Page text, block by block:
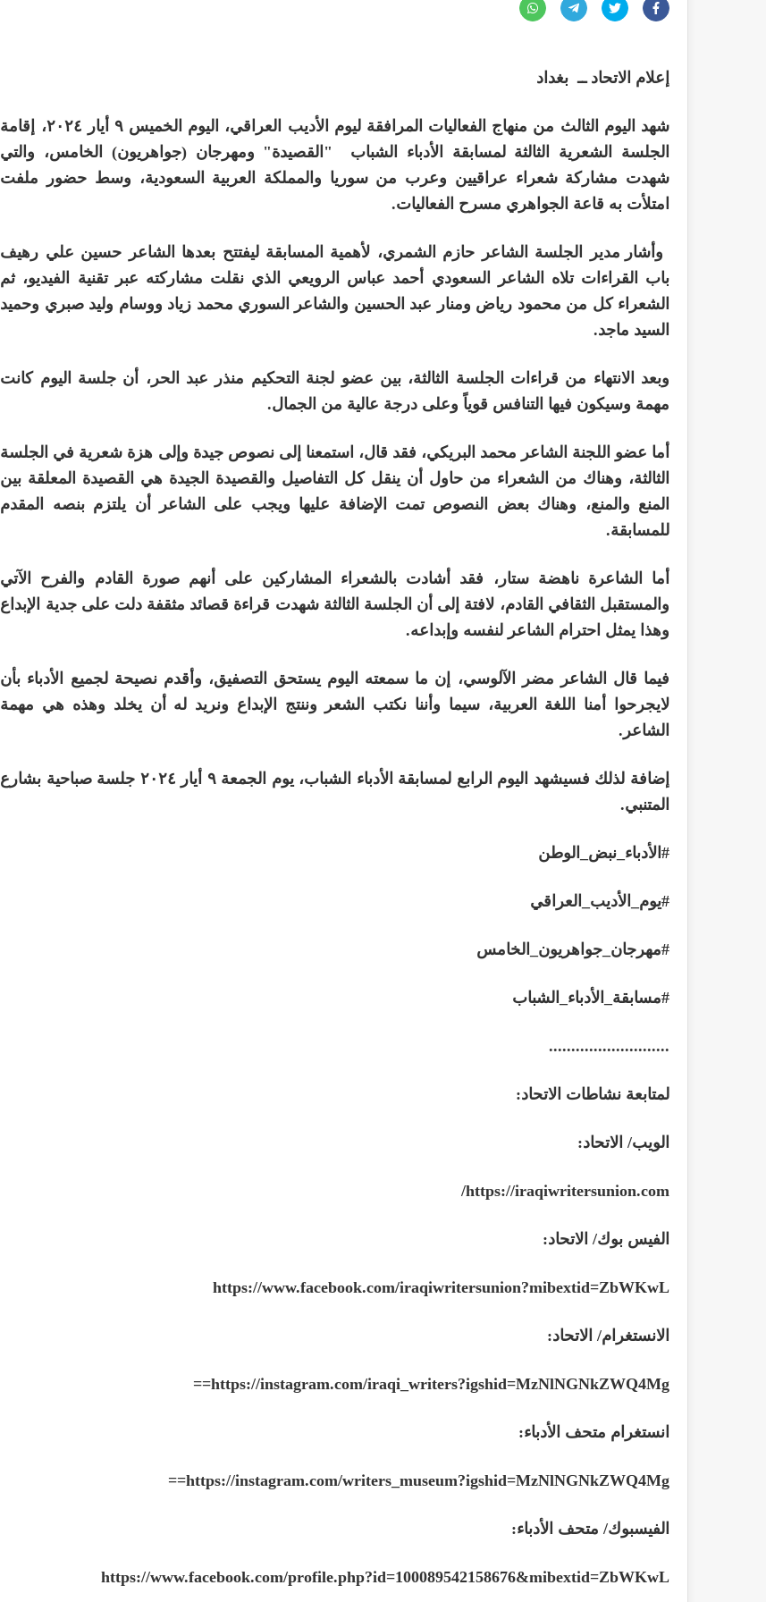
إعلام الاتحاد ــ بغداد
شهد اليوم الثالث من منهاج الفعاليات المرافقة ليوم الأديب العراقي، اليوم الخميس ٩ أيار ٢٠٢٤، إقامة
الجلسة الشعرية الثالثة لمسابقة الأدباء الشباب "القصيدة" ومهرجان (جواهريون) الخامس، والتي
شهدت مشاركة شعراء عراقيين وعرب من سوريا والمملكة العربية السعودية، وسط حضور ملفت
امتلأت به قاعة الجواهري مسرح الفعاليات.
وأشار مدير الجلسة الشاعر حازم الشمري، لأهمية المسابقة ليفتتح بعدها الشاعر حسين علي رهيف
باب القراءات تلاه الشاعر السعودي أحمد عباس الرويعي الذي نقلت مشاركته عبر تقنية الفيديو، ثم
الشعراء كل من محمود رياض ومنار عبد الحسين والشاعر السوري محمد زياد ووسام وليد صبري وحميد
السيد ماجد.
وبعد الانتهاء من قراءات الجلسة الثالثة، بين عضو لجنة التحكيم منذر عبد الحر، أن جلسة اليوم كانت
مهمة وسيكون فيها التنافس قوياً وعلى درجة عالية من الجمال.
أما عضو اللجنة الشاعر محمد البريكي، فقد قال، استمعنا إلى نصوص جيدة وإلى هزة شعرية في الجلسة
الثالثة، وهناك من الشعراء من حاول أن ينقل كل التفاصيل والقصيدة الجيدة هي القصيدة المعلقة بين
المنع والمنع، وهناك بعض النصوص تمت الإضافة عليها ويجب على الشاعر أن يلتزم بنصه المقدم
للمسابقة.
أما الشاعرة ناهضة ستار، فقد أشادت بالشعراء المشاركين على أنهم صورة القادم والفرح الآتي
والمستقبل الثقافي القادم، لافتة إلى أن الجلسة الثالثة شهدت قراءة قصائد مثقفة دلت على جدية الإبداع
وهذا يمثل احترام الشاعر لنفسه وإبداعه.
فيما قال الشاعر مضر الآلوسي، إن ما سمعته اليوم يستحق التصفيق، وأقدم نصيحة لجميع الأدباء بأن
لايجرحوا أمنا اللغة العربية، سيما وأننا نكتب الشعر وننتج الإبداع ونريد له أن يخلد وهذه هي مهمة
الشاعر .
إضافة لذلك فسيشهد اليوم الرابع لمسابقة الأدباء الشباب، يوم الجمعة ٩ أيار ٢٠٢٤ جلسة صباحية بشارع
المتنبي.
# الأدباء_نبض_الوطن
#يوم_الأديب_العراقي
#مهرجان_جواهريون_الخامس
#مسابقة_الأدباء_الشباب
...........................
لمتابعة نشاطات الاتحاد:
الويب/ الاتحاد:
https://iraqiwritersunion.com/
الفيس بوك/ الاتحاد:
https://www.facebook.com/iraqiwritersunion?mibextid=ZbWKwL
الانستغرام/ الاتحاد:
https://instagram.com/iraqi_writers?igshid=MzNlNGNkZWQ4Mg==
انستغرام متحف الأدباء:
https://instagram.com/writers_museum?igshid=MzNlNGNkZWQ4Mg==
الفيسبوك/ متحف الأدباء:
https://www.facebook.com/profile.php?id=100089542158676&mibextid=ZbWKwL